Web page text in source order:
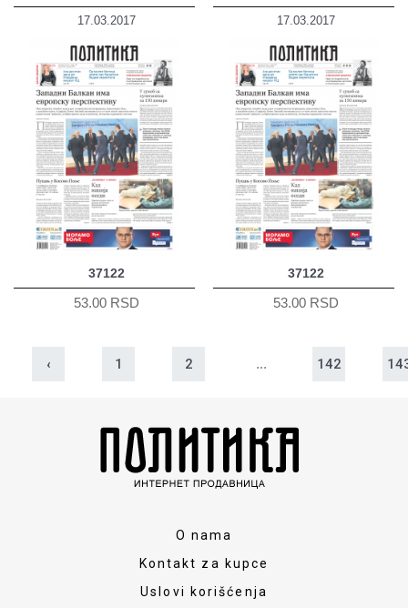
17.03.2017
37122
53.00 RSD
17.03.2017
37122
53.00 RSD
‹ 1 2 ... 142
O nama
Kontakt za kupce
Uslovi korišćenja